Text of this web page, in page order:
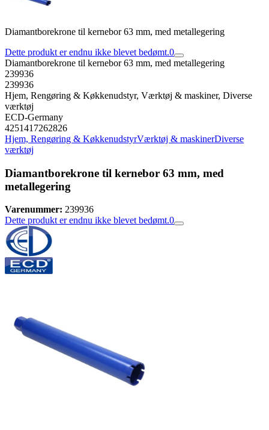
Diamantborekrone til kernebor 63 mm, med metallegering
Dette produkt er endnu ikke blevet bedømt.0
Diamantborekrone til kernebor 63 mm, med metallegering
239936
239936
Hjem, Rengøring & Køkkenudstyr, Værktøj & maskiner, Diverse
værktøj
ECD-Germany
4251417262826
Hjem, Rengøring & KøkkenudstyrVærktøj & maskinerDiverse
værktøj
Diamantborekrone til kernebor 63 mm, med
metallegering
Varenummer: 239936
Dette produkt er endnu ikke blevet bedømt.0